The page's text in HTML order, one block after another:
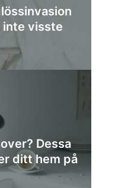
inte visste
Dessa
ditt hem på